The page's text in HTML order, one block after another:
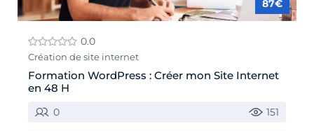
87€
0.0
Création de site internet
Formation WordPress : Créer mon Site Internet
en 48 H
0 151